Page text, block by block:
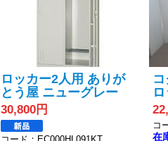
ロッカー2人用 ありが
とう屋 ニューグレー
30,800円
コ
在